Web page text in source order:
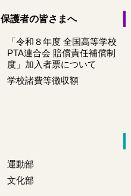
保護者の皆さまへ
「令和８年度 全国高等学校
PTA連合会 賠償責任補償制
度」加入者票について
学校諸費等徴収額
運動部
文化部